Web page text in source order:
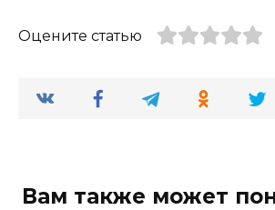
Оцените статью
Вам также может